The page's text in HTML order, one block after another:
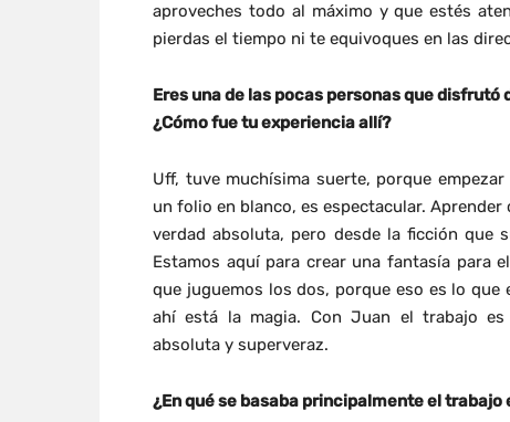
aproveches todo al máximo y que estés
pierdas el tiempo ni te equivoques en las
Eres una de las pocas personas que
¿Cómo fue tu experiencia allí?
Uff, tuve muchísima suerte, porque
un folio en blanco, es espectacular.
verdad absoluta, pero desde la ficción que
Estamos aquí para crear una fantasía para
que juguemos los dos, porque eso es lo
ahí está la magia. Con Juan el trabajo
absoluta y superveraz.
¿En qué se basaba principalmente el trabajo